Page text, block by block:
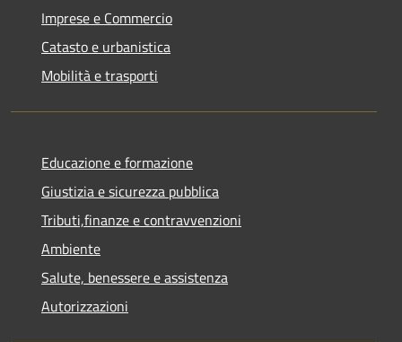
Imprese e Commercio
Catasto e urbanistica
Mobilità e trasporti
Educazione e formazione
Giustizia e sicurezza pubblica
Tributi,finanze e contravvenzioni
Ambiente
Salute, benessere e assistenza
Autorizzazioni